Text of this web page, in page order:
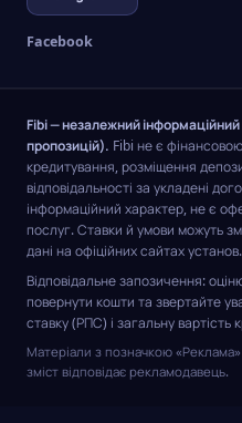
Facebook
Fibi — незалежний
пропозицій). Fibi не є
кредитування, розміщення
відповідальності за укладені
інформаційний характер, не є
послуг. Ставки й умови можуть
дані на офіційних сайтах установ.
Відповідальне запозичення:
повернути кошти та звертайте
ставку (РПС) і загальну вартість
Матеріали з позначкою
зміст відповідає рекламодавець.